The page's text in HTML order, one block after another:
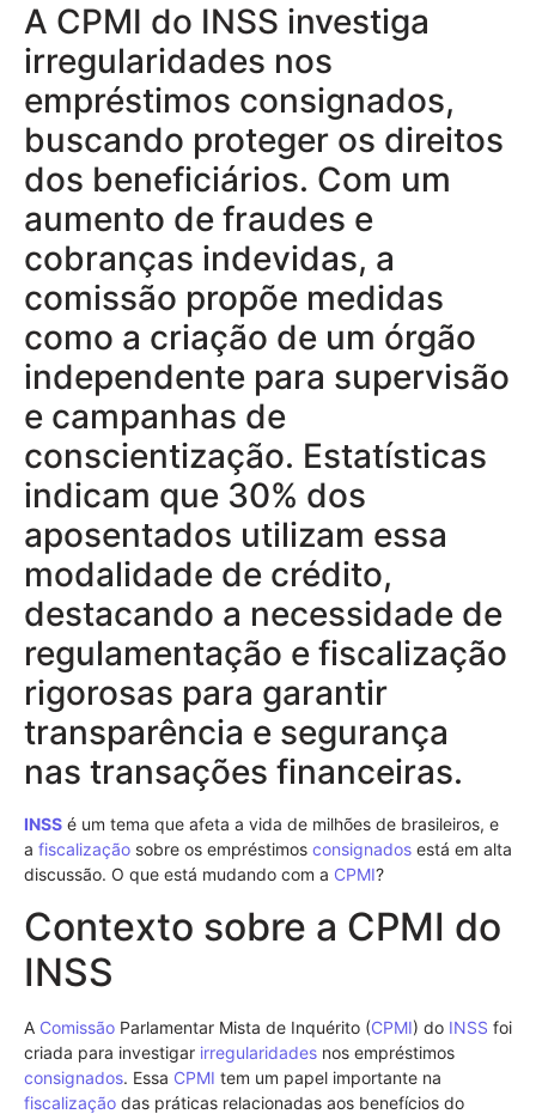
A CPMI do INSS investiga
irregularidades nos
empréstimos consignados,
buscando proteger os direitos
dos beneficiários. Com um
aumento de fraudes e
cobranças indevidas, a
comissão propõe medidas
como a criação de um órgão
independente para supervisão
e campanhas de
conscientização. Estatísticas
indicam que 30% dos
aposentados utilizam essa
modalidade de crédito,
destacando a necessidade de
regulamentação e fiscalização
rigorosas para garantir
transparência e segurança
nas transações financeiras.
INSS é um tema que afeta a vida de milhões de brasileiros, e
a fiscalização sobre os empréstimos consignados está em alta
discussão. O que está mudando com a CPMI?
Contexto sobre a CPMI do
INSS
A Comissão Parlamentar Mista de Inquérito (CPMI) do INSS foi
criada para investigar irregularidades nos empréstimos
consignados. Essa CPMI tem um papel importante na
fiscalização das práticas relacionadas aos benefícios do